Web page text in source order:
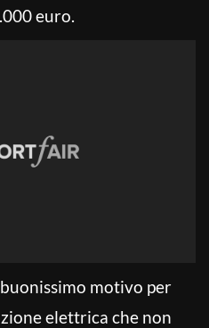
euro.
motivo per
elettrica che non